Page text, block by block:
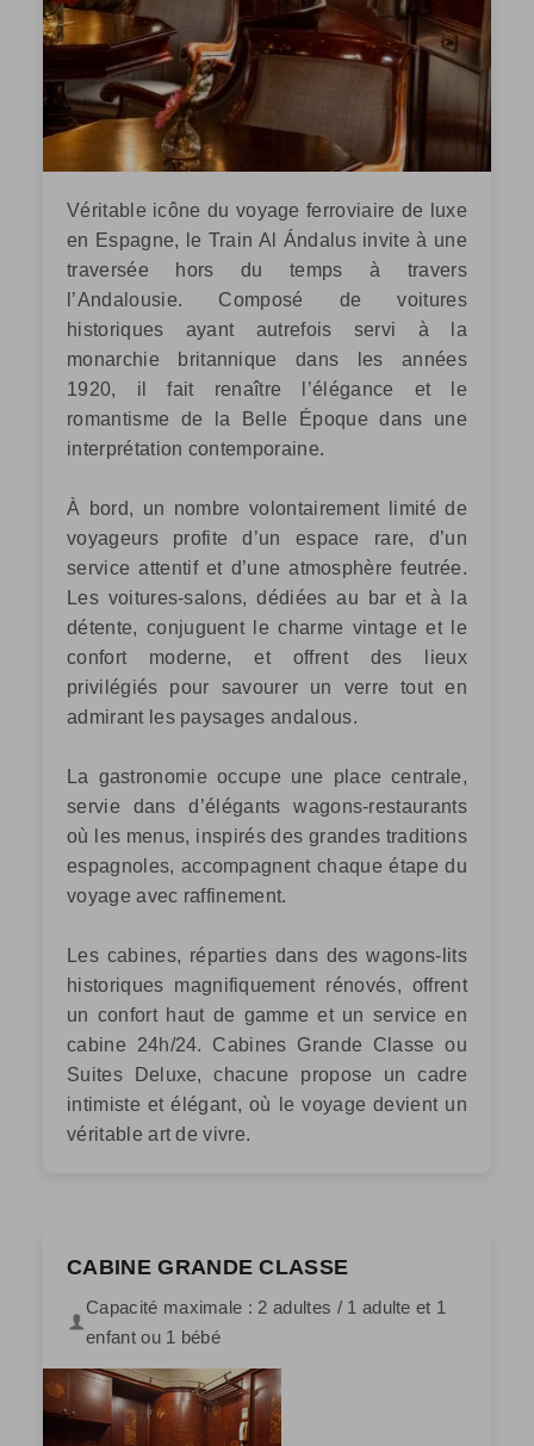
Véritable icône du voyage ferroviaire de luxe
en Espagne, le Train Al Ándalus invite à une
traversée hors du temps à travers
l’Andalousie. Composé de voitures
historiques ayant autrefois servi à la
monarchie britannique dans les années
1920, il fait renaître l’élégance et le
romantisme de la Belle Époque dans une
interprétation contemporaine.
À bord, un nombre volontairement limité de
voyageurs profite d’un espace rare, d’un
service attentif et d’une atmosphère feutrée.
Les voitures-salons, dédiées au bar et à la
détente, conjuguent le charme vintage et le
confort moderne, et offrent des lieux
privilégiés pour savourer un verre tout en
admirant les paysages andalous.
La gastronomie occupe une place centrale,
servie dans d’élégants wagons-restaurants
où les menus, inspirés des grandes traditions
espagnoles, accompagnent chaque étape du
voyage avec raffinement.
Les cabines, réparties dans des wagons-lits
historiques magnifiquement rénovés, offrent
un confort haut de gamme et un service en
cabine 24h/24. Cabines Grande Classe ou
Suites Deluxe, chacune propose un cadre
intimiste et élégant, où le voyage devient un
véritable art de vivre.
CABINE GRANDE CLASSE
Capacité maximale : 2 adultes / 1 adulte et 1
enfant ou 1 bébé